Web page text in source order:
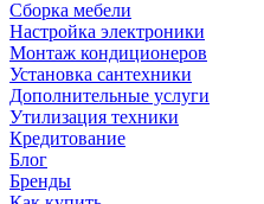
Сборка мебели
Настройка электроники
Монтаж кондиционеров
Установка сантехники
Дополнительные услуги
Утилизация техники
Кредитование
Блог
Бренды